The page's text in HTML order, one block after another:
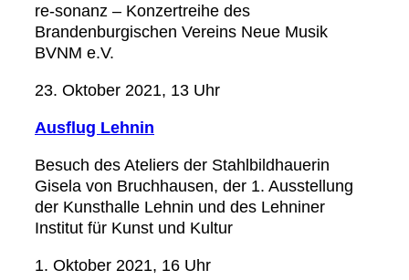
re-sonanz – Konzertreihe des
Brandenburgischen Vereins Neue Musik
BVNM e.V.
23. Oktober 2021, 13 Uhr
Ausflug Lehnin
Besuch des Ateliers der Stahlbildhauerin
Gisela von Bruchhausen, der 1. Ausstellung
der Kunsthalle Lehnin und des Lehniner
Institut für Kunst und Kultur
1. Oktober 2021, 16 Uhr